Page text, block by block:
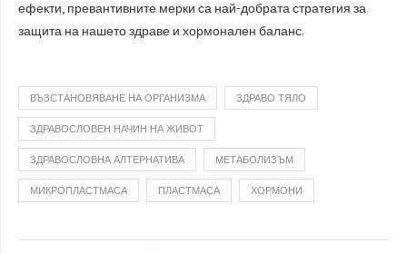
ефекти, превантивните мерки са най-добрата стратегия за
защита на нашето здраве и хормонален баланс.
ВЪЗСТАНОВЯВАНЕ НА ОРГАНИЗМА ЗДРАВО ТЯЛО
ЗДРАВОСЛОВЕН НАЧИН НА ЖИВОТ
ЗДРАВОСЛОВНА АЛТЕРНАТИВА МЕТАБОЛИЗЪМ
МИКРОПЛАСТМАСА ПЛАСТМАСА ХОРМОНИ